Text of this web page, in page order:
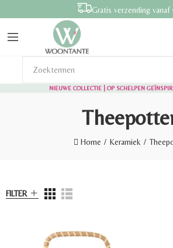
Gratis verzending vanaf
NIEUWE COLLECTIE | OP SCHELPEN
Home Keramiek
FILTER